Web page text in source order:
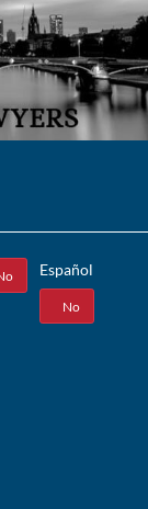
Español
No